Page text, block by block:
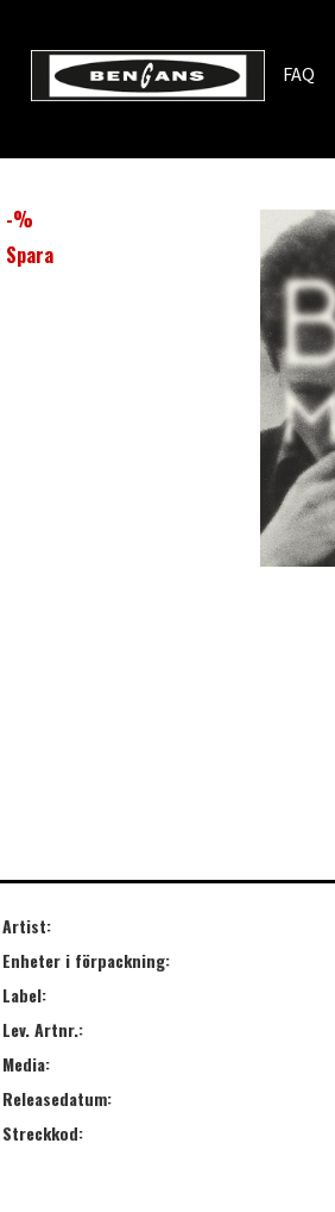
FAQ
-%
Spara
Artist:
Enheter i förpackning:
Label:
Lev. Artnr.:
Media:
Releasedatum:
Streckkod: